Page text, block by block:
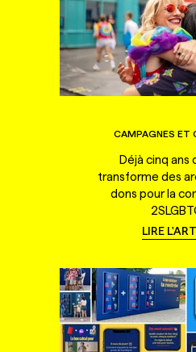
CAMPAGNES ET
Déjà cinq ans
transforme des
dons pour la
LIRE